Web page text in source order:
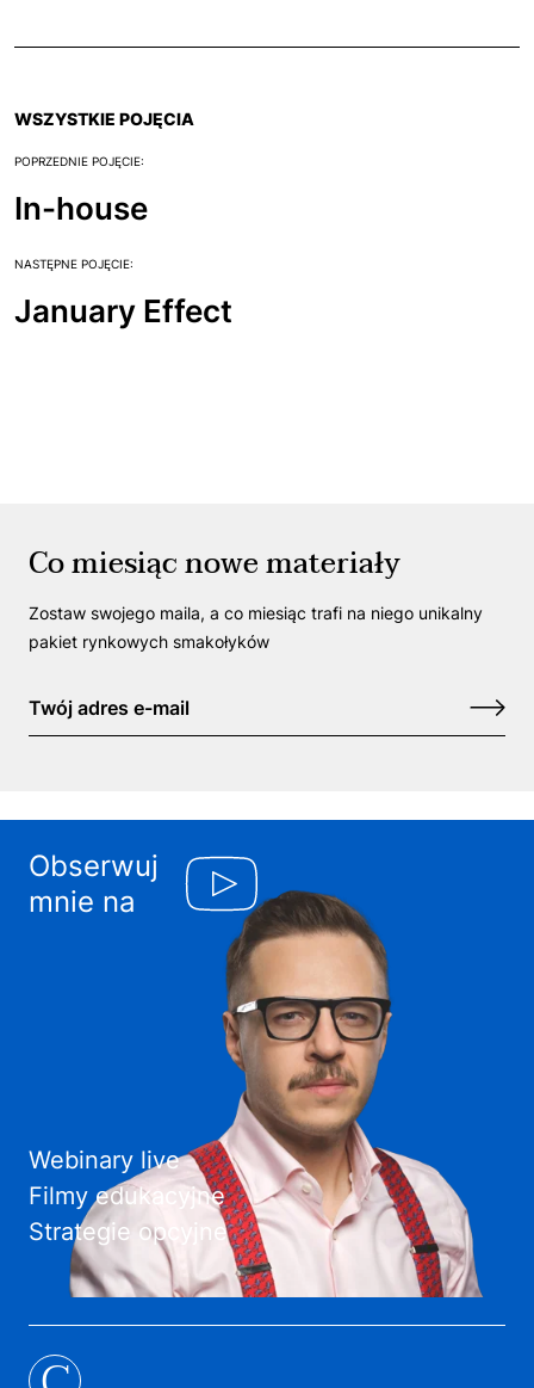
WSZYSTKIE POJĘCIA
POPRZEDNIE POJĘCIE:
In-house
NASTĘPNE POJĘCIE:
January Effect
Co miesiąc nowe materiały
Zostaw swojego maila, a co miesiąc trafi na niego unikalny
pakiet rynkowych smakołyków
Obserwuj
mnie na
Webinary live
Filmy edukacyjne
Strategie opcyjne